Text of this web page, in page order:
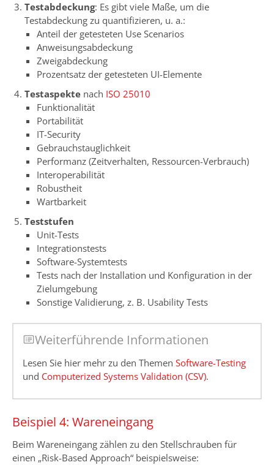
Testabdeckung: Es gibt viele Maße, um die
Testabdeckung zu quantifizieren, u. a.:
Anteil der getesteten Use Scenarios
Anweisungsabdeckung
Zweigabdeckung
Prozentsatz der getesteten UI-Elemente
Testaspekte nach ISO 25010
Funktionalität
Portabilität
IT-Security
Gebrauchstauglichkeit
Performanz (Zeitverhalten, Ressourcen-Verbrauch)
Interoperabilität
Robustheit
Wartbarkeit
Teststufen
Unit-Tests
Integrationstests
Software-Systemtests
Tests nach der Installation und Konfiguration in der
Zielumgebung
Sonstige Validierung, z. B. Usability Tests
Weiterführende Informationen
Lesen Sie hier mehr zu den Themen Software-Testing
und Computerized Systems Validation (CSV).
Beispiel 4: Wareneingang
Beim Wareneingang zählen zu den Stellschrauben für
einen „Risk-Based Approach“ beispielsweise: